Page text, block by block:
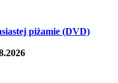
piżamie (DVD)